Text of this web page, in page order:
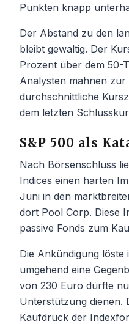
Punkten knapp
Der Abstand zu den
bleibt gewaltig. Der
Prozent über dem 50-
Analysten mahnen zur
durchschnittliche
dem letzten
S&P 500 als
Nach Börsenschluss
Indices einen harten
Juni in den
dort Pool Corp. Diese
passive Fonds zum
Die Ankündigung
umgehend eine
von 230 Euro dürfte
Unterstützung dienen.
Kaufdruck der